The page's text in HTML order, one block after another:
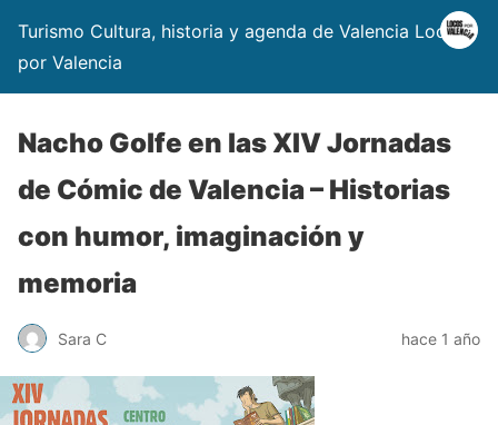
Turismo Cultura, historia y agenda de Valencia Locos
por Valencia
Nacho Golfe en las XIV Jornadas
de Cómic de Valencia – Historias
con humor, imaginación y
memoria
Sara C hace 1 año